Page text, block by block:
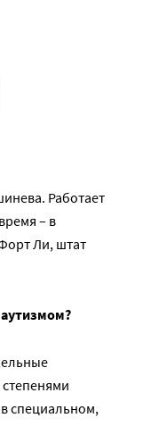
Работает
– в
Ли, штат
аутизмом?
специальном,